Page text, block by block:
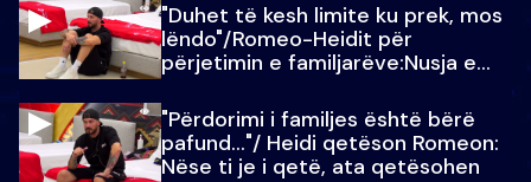
"Duhet të kesh limite ku prek, mos
lëndo"/Romeo-Heidit për
përjetimin e familjarëve:Nusja e
"Përdorimi i familjes është bërë
pafund…"/ Heidi qetëson Romeon:
Nëse ti je i qetë, ata qetësohen